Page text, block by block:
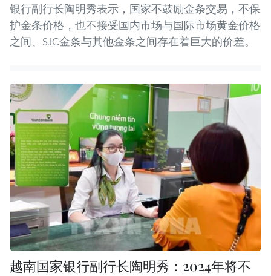
银行副行长陶明秀表示，国家不鼓励金条交易，不保
护金条价格，也不接受国内市场与国际市场黄金价格
之间、SJC金条与其他金条之间存在着巨大的价差。
越南国家银行副行长陶明秀：2024年将不